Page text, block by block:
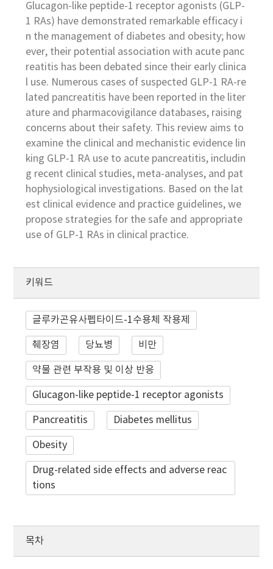
Glucagon-like peptide-1 receptor agonists (GLP-
1 RAs) have demonstrated remarkable efficacy i
n the management of diabetes and obesity; how
ever, their potential association with acute panc
reatitis has been debated since their early clinica
l use. Numerous cases of suspected GLP-1 RA-re
lated pancreatitis have been reported in the liter
ature and pharmacovigilance databases, raising
concerns about their safety. This review aims to
examine the clinical and mechanistic evidence lin
king GLP-1 RA use to acute pancreatitis, includin
g recent clinical studies, meta-analyses, and pat
hophysiological investigations. Based on the lat
est clinical evidence and practice guidelines, we
propose strategies for the safe and appropriate
use of GLP-1 RAs in clinical practice.
키워드
글루카곤유사펩타이드-1수용체 작용제
췌장염 당뇨병 비만
약물 관련 부작용 및 이상 반응
Glucagon-like peptide-1 receptor agonists
Pancreatitis Diabetes mellitus
Obesity
Drug-related side effects and adverse reac
tions
목차